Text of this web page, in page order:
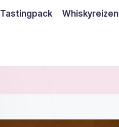
Tastingpack Whiskyreizen